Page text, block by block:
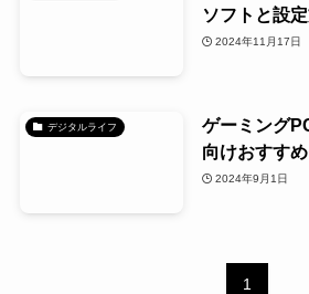
ソフトと設
2024年11月17日
デジタルライフ
ゲーミング
向けおすす
2024年9月1日
1